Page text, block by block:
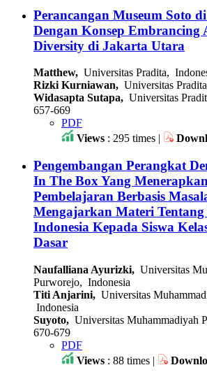
Perancangan Museum Soto
Dengan Konsep Embrancing
Diversity di Jakarta Utara
Matthew, Universitas Pradita,
Rizki Kurniawan, Universitas
Widasapta Sutapa, Universitas
657-669
PDF
Views : 295 times |
Pengembangan Perangkat
In The Box Yang
Pembelajaran Berbasis
Mengajarkan Materi
Indonesia Kepada Siswa
Dasar
Naufalliana Ayurizki, Universitas
Purworejo, Indonesia
Titi Anjarini, Universitas
Indonesia
Suyoto, Universitas Muhammadiyah
670-679
PDF
Views : 88 times |